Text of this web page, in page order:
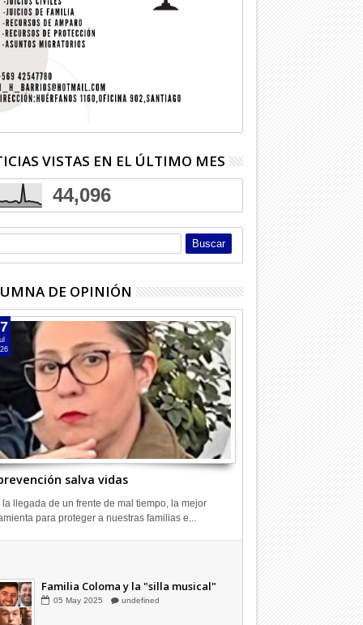
VISTAS EN EL ÚLTIMO MES
44,096
DE OPINIÓN
salva vidas
la llegada de un frente de mal tiempo, la mejor
para proteger a nuestras familias e...
03 Abr 2026 undefined